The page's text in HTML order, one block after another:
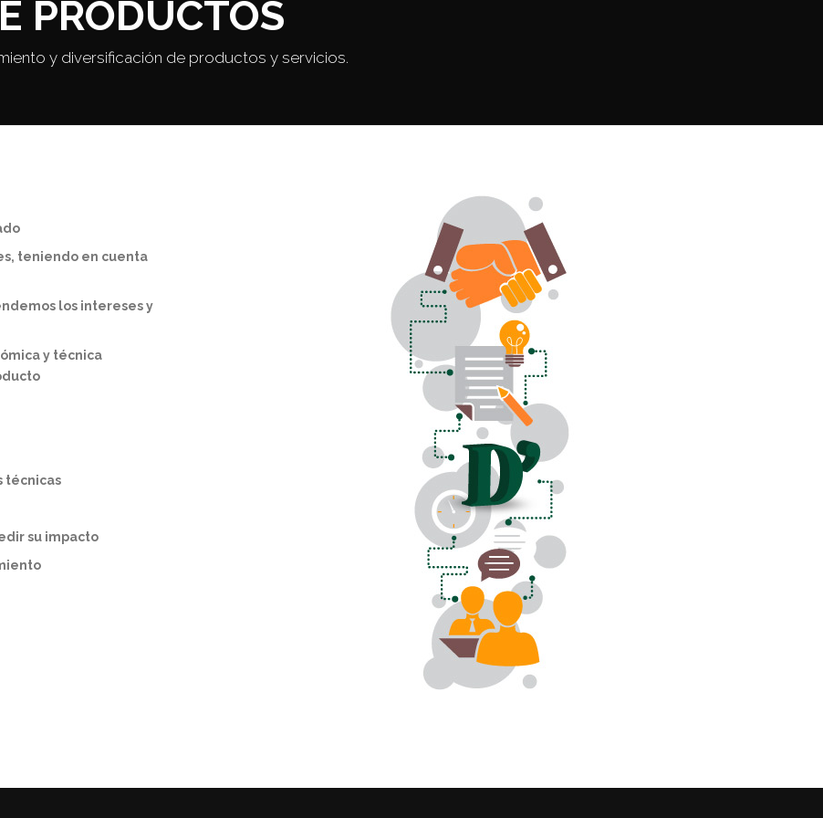
PRODUCTOS
y diversificación de productos y servicios.
teniendo en cuenta
los intereses y
y técnica
técnicas
su impacto